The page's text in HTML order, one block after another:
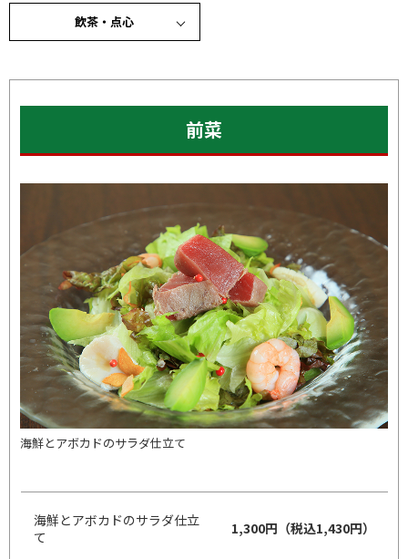
飲茶・点心
前菜
海鮮とアボカドのサラダ仕立て
海鮮とアボカドのサラダ仕立
て
1,300円（税込1,430円）